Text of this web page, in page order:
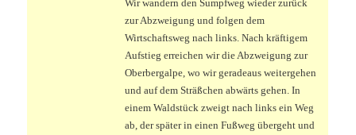
Wir wandern den Sumpfweg wieder zurück
zur Abzweigung und folgen dem
Wirtschaftsweg nach links. Nach kräftigem
Aufstieg erreichen wir die Abzweigung zur
Oberbergalpe, wo wir geradeaus weitergehen
und auf dem Sträßchen abwärts gehen. In
einem Waldstück zweigt nach links ein Weg
ab, der später in einen Fußweg übergeht und